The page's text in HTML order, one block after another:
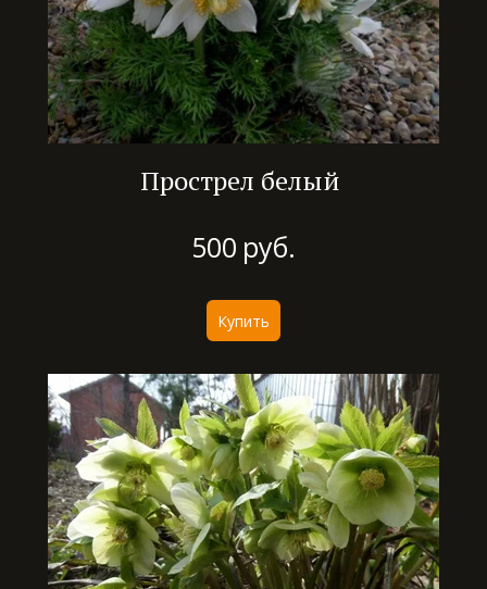
Прострел белый
500 руб.
Купить